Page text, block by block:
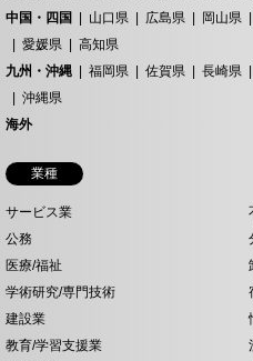
中国・四国
山口県 広島県 岡山県
愛媛県
高知県
九州・沖縄
福岡県 佐賀県 長崎県
沖縄県
海外
業種
サービス業
公務
医療/福祉
学術研究/専門技術
建設業
教育/学習支援業